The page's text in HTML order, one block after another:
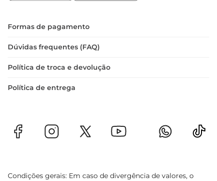
Formas de pagamento
Dúvidas frequentes (FAQ)
Política de troca e devolução
Política de entrega
Condições gerais: Em caso de divergência de valores, o